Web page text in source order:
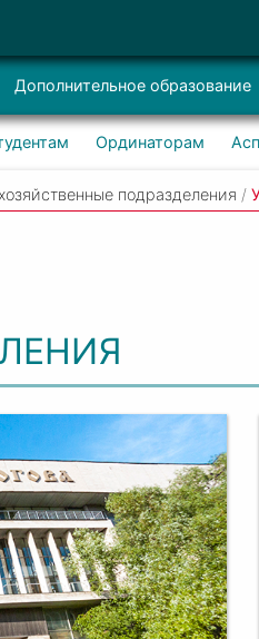
Дополнительное образование
Ординаторам
подразделения /